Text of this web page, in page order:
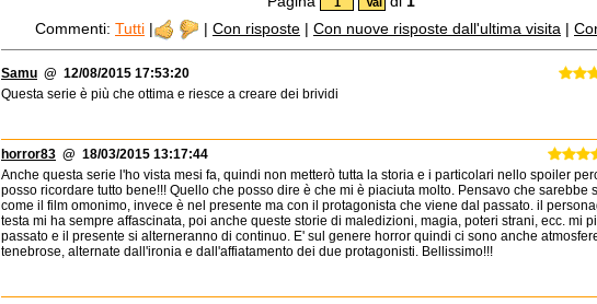
Commenti: Tutti | | Con risposte | Con nuove risposte dall'ultima visita |
Samu @ 12/08/2015 17:53:20
Questa serie è più che ottima e riesce a creare dei brividi
horror83 @ 18/03/2015 13:17:44
Anche questa serie l'ho vista mesi fa, quindi non metterò tutta la storia e i particolari nello spoiler
posso ricordare tutto bene!!! Quello che posso dire è che mi è piaciuta molto. Pensavo che sarebbe
come il film omonimo, invece è nel presente ma con il protagonista che viene dal passato. il
testa mi ha sempre affascinata, poi anche queste storie di maledizioni, magia, poteri strani, ecc. mi
passato e il presente si alterneranno di continuo. E' sul genere horror quindi ci sono anche
tenebrose, alternate dall'ironia e dall'affiatamento dei due protagonisti. Bellissimo!!!